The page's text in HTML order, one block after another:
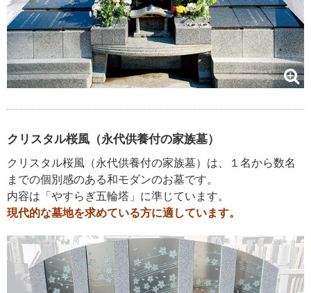
クリスタル桜風（永代供養付の家族墓）
クリスタル桜風（永代供養付の家族墓）は、１名から数名
までの個別感のある和モダンのお墓です。
内容は「やすらぎ五輪塔」に準じています。
現代的な墓地を求めている方に適しています。